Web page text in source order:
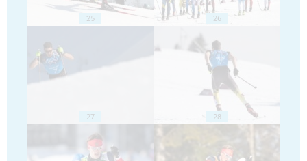
25 26
27 28